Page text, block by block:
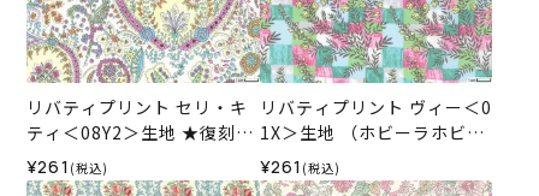
リバティプリント セリ・キ
ティ＜08Y2＞生地 ★復刻色
（ホビーラホビーレオリジ
ナル）2025SS
¥261 (税込)
リバティプリント ヴィー＜0
1X＞生地 （ホビーラホビー
レオリジナル）2025SS
¥261 (税込)